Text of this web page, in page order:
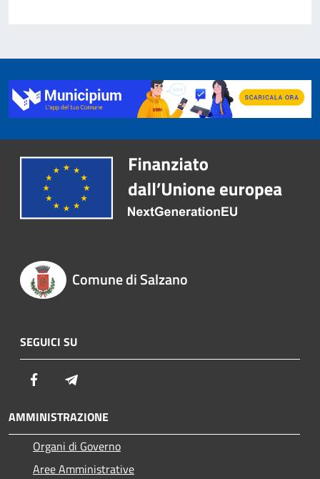
Comune di Salzano
SEGUICI SU
Facebook
AMMINISTRAZIONE
Organi di Governo
Aree Amministrative